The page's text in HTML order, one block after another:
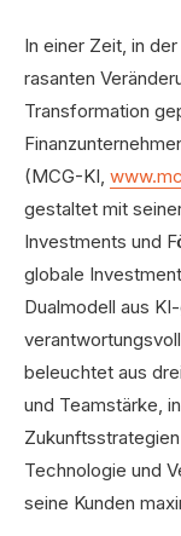
In einer Zeit, in
rasanten
Transformation
(MCG-KI,
gestaltet mit
Investments und
globale
Dualmodell aus
beleuchtet aus
und Teamstärke,
Technologie und
seine Kunden